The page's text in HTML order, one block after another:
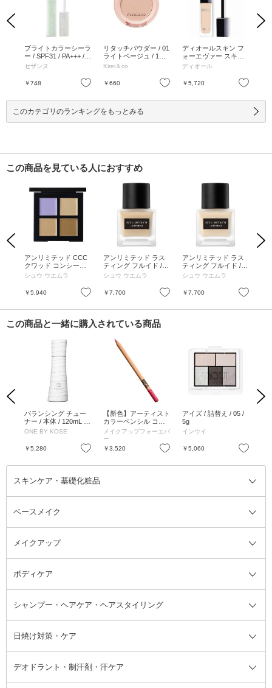
Previous
お気に入り
ブライトカラーシーラ
ー / SPF31 / PA+++ / 2
0 レタッチグリーン /
ーン / 9g
セザンヌ
￥748 お気に入り
リタッチパウダー / 01
ライトベージュ / 1個 /
01 ライトベージュ / 1
Kirei＆co.
￥660 お気に入り
ディオールスキン フ
ォーエヴァー スキン
コレクト コンシーラ
11mL / 本体 / 1N ニュ
ートラル / 11mL
ディオール
￥5,720
Next
このカテゴリのランキングをもっとみる
この商品を見ている人におすすめ
Previous
お気に入り
アンリミテッド CCC
クワッド コンシーラ
ー / 本体 / スミレモー
ュ / 1.5g x 4
シュウ ウエムラ
￥5,940 お気に入り
アンリミテッド ラス
ティング フルイド / S
PF25 / PA+++ / 本体 /
シュウ ウエムラ
￥7,700 お気に入り
アンリミテッド ラス
ティング フルイド / S
PF25 / PA+++ / 本体 /
シュウ ウエムラ
￥7,700
Next
この商品と一緒に購入されている商品
Previous
お気に入り
バランシング チュー
ナー / 本体 / 120mL /
グリーンフローラル
ONE BY KOSE
￥5,280 お気に入り
【新色】アーティスト
カラーペンシル コズ
ミック / 424 - コズミ
ック ルージュ フォー
エバー / 1.41g
メイクアップフォーエバ
ー
￥3,520
お気に入り
アイズ / 詰替え / 05 /
5g
インウイ
￥5,060
Next
スキンケア・基礎化粧品
スキンケア・基礎化粧品全て
洗顔料
美容液
オールインワン化粧品 フェイスクリーム
フェイスオイル・バーム
ブースター・導入液
ベースメイク
ベースメイク全て
BBクリーム
コンシーラー ファンデーション
フェイスパウダー
メイクアップ
メイクアップ全て
まつげ美容液 つけまつげ
アイシャドウ
アイブロウ・眉マスカラ
ボディケア
ボディケア全て
ボディソープ・ハンドソープ・石
けん
ボディケア
レッグ・フットケア
シャンプー・ヘアケア・ヘアスタイリング
シャンプー・ヘアケア・ヘアスタ
イリング全て
洗い流さないトリートメント
日焼け対策・ケア
日焼け対策・ケア全て
デオドラント・制汗剤・汗ケア